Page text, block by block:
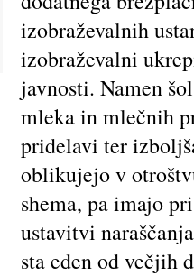
izobraževalnih
izobraževalni
javnosti. Namen
mleka in mlečnih
pridelavi ter
oblikujejo v
shema, pa imajo
ustavitvi
sta eden od večjih